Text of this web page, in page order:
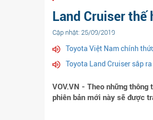
Land Cruiser
Cập nhật: 25/09/2019
Toyota Việt Nam chính
Toyota Land Cruiser sắp
VOV.VN - Theo những
phiên bản mới này sẽ được